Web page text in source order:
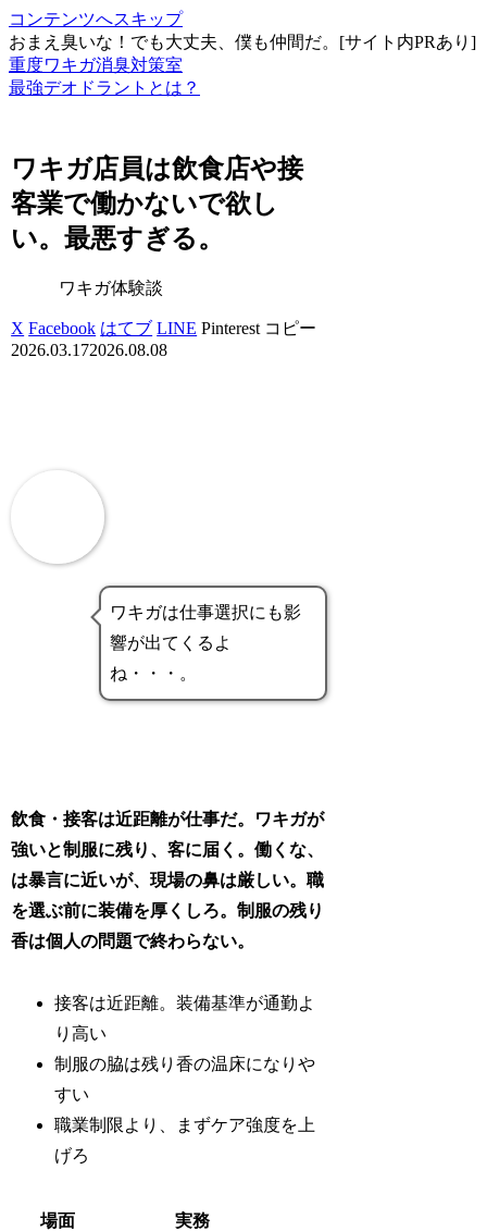
コンテンツへスキップ
おまえ臭いな！でも大丈夫、僕も仲間だ。[サイト内PRあり]
重度ワキガ消臭対策室
最強デオドラントとは？
ワキガ店員は飲食店や接
客業で働かないで欲し
い。最悪すぎる。
ワキガ体験談
X Facebook はてブ LINE Pinterest コピー
2026.03.172026.08.08
ワキガは仕事選択にも影
響が出てくるよ
ね・・・。
飲食・接客は近距離が仕事だ。ワキガが
強いと制服に残り、客に届く。働くな、
は暴言に近いが、現場の鼻は厳しい。職
を選ぶ前に装備を厚くしろ。制服の残り
香は個人の問題で終わらない。
接客は近距離。装備基準が通勤よ
り高い
制服の脇は残り香の温床になりや
すい
職業制限より、まずケア強度を上
げろ
場面
実務